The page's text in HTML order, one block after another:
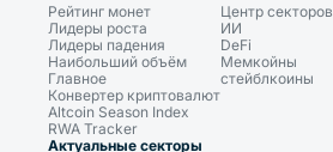
Рейтинг монет
Лидеры роста
Лидеры падения
Наибольший объём
Главное
Конвертер криптовалют
Altcoin Season Index
RWA Tracker
Центр секторов
ИИ
DeFi
Мемкойны
стейблкоины
Актуальные секторы